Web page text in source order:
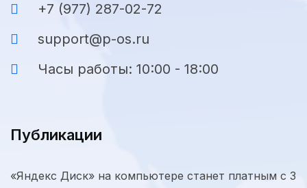
+7 (977) 287-02-72
support@p-os.ru
Часы работы: 10:00 - 18:00
Публикации
«Яндекс Диск» на компьютере станет платным с 3